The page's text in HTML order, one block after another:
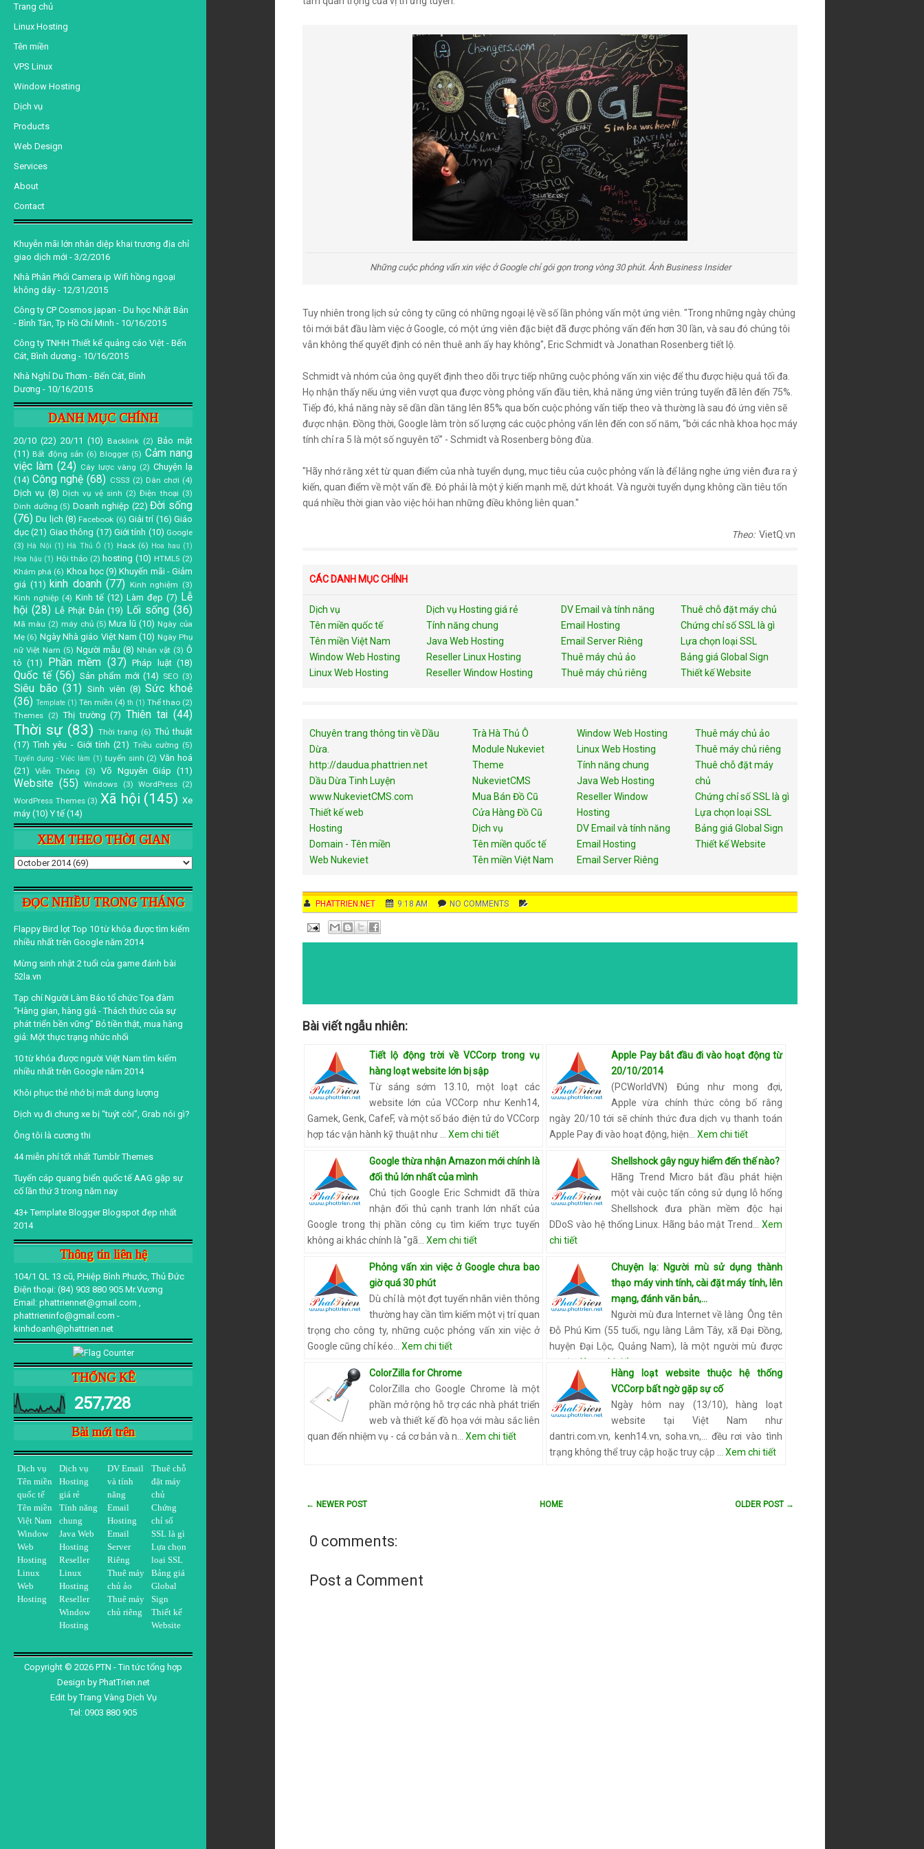
Trang chủ
Linux Hosting
Tên miền
VPS Linux
Window Hosting
Dịch vụ
Products
Web Design
Services
About
Contact
Khuyễn mãi lớn nhân diệp khai trương địa chỉ
giao dịch mới - 3/2/2016
Nhà Phân Phối Camera ip Wifi hồng ngoại
không dây - 12/31/2015
Công ty CP Cosmos japan - Du học Nhật Bản
- Bình Tân, Tp Hồ Chí Minh - 10/16/2015
Công ty TNHH Thiết kế quảng cáo Việt - Bến
Cát, Bình dương - 10/16/2015
Nhà Nghỉ Du Thơm - Bến Cát, Bình
Dương - 10/16/2015
DANH MỤC CHÍNH
20/10 (22) 20/11 (10) Backlink (2) Bảo mật
(11) Bất động sản (6) Blogger (5) Cảm nang
việc làm (24) Cây lược vàng (2) Chuyện lạ
(14) Công nghệ (68) CSS3 (2) Dân chơi (4)
Dịch vụ (8) Dịch vụ vệ sinh (2) Điện thoại (3)
Dinh dưỡng (5) Doanh nghiệp (22) Đời sống
(76) Du lịch (8) Facebook (6) Giải trí (16) Giáo
dục (21) Giao thông (17) Giới tính (10) Google
(3) Hà Nội (1) Hà Thủ Ô (1) Hack (6) Hoa hau (1)
Hoa hậu (1) Hội thảo (2) hosting (10) HTML5 (2)
Khám phá (6) Khoa học (9) Khuyến mãi - Giảm
giá (11) kinh doanh (77) Kinh nghiệm (3)
Kinh nghiệp (4) Kinh tế (12) Làm đẹp (7) Lễ
hội (28) Lễ Phật Đản (19) Lối sống (36)
Mã màu (2) máy chủ (5) Mưa lũ (10) Ngày của
Mẹ (6) Ngày Nhà giáo Việt Nam (10) Ngày Phụ
nữ Việt Nam (5) Người mẫu (8) Nhân vật (3) Ô
tô (11) Phần mềm (37) Pháp luật (18)
Quốc tế (56) Sản phẩm mới (14) SEO (3)
Siêu bão (31) Sinh viên (8) Sức khoẻ
(36) Template (1) Tên miền (4) th (1) Thể thao (2)
Themes (2) Thị trường (7) Thiên tai (44)
Thời sự (83) Thời trang (6) Thủ thuật
(17) Tình yêu - Giới tính (21) Triều cường (5)
Tuyển dụng - Việc làm (1) tuyển sinh (2) Văn hoá
(21)
Viễn Thông (3) Võ Nguyên Giáp (11)
Website (55) Windows (3) WordPress (2)
WordPress Themes (3) Xã hội (145) Xe
máy (10) Y tế (14)
XEM THEO THỜI GIAN
ĐỌC NHIỀU TRONG THÁNG
Flappy Bird lọt Top 10 từ khóa được tìm kiếm
nhiều nhất trên Google năm 2014
Mừng sinh nhật 2 tuổi của game đánh bài
52la.vn
Tạp chí Người Làm Báo tổ chức Tọa đàm
“Hàng gian, hàng giả - Thách thức của sự
phát triển bền vững” Bỏ tiền thật, mua hàng
giả: Một thực trạng nhức nhối
10 từ khóa được người Việt Nam tìm kiếm
nhiều nhất trên Google năm 2014
Khôi phục thẻ nhớ bị mất dung lượng
Dịch vụ đi chung xe bị “tuýt còi”, Grab nói gì?
Ông tôi là cương thi
44 miễn phí tốt nhất Tumblr Themes
Tuyến cáp quang biển quốc tế AAG gặp sự
cố lần thứ 3 trong năm nay
43+ Template Blogger Blogspot đẹp nhất
2014
Thông tin liên hệ
104/1 QL 13 cũ, P.Hiệp Bình Phước, Thủ Đức
Điện thoại: (84) 903 880 905 Mr.Vương
Email: phattriennet@gmail.com ,
phattrieninfo@gmail.com -
kinhdoanh@phattrien.net
THỐNG KÊ
257,728
Bài mới trên
Dịch vụ
Tên miền
quốc tế
Tên miền
Việt Nam
Window
Web
Hosting
Linux
Web
Hosting
Dịch vụ
Hosting
giá rẻ
Tính năng
chung
Java Web
Hosting
Reseller
Linux
Hosting
Reseller
Window
Hosting
DV Email
và tính
năng
Email
Hosting
Email
Server
Riêng
Thuê máy
chủ ảo
Thuê máy
chủ riêng
Thuê chỗ
đặt máy
chủ
Chứng
chỉ số
SSL là gì
Lựa chọn
loại SSL
Bảng giá
Global
Sign
Thiết kế
Website
Copyright © 2026 PTN - Tin tức tổng hợp
Design by PhatTrien.net
Edit byTrang Vàng Dịch Vụ
Tel: 0903 880 905
Những cuộc phỏng vấn xin việc ở Google chỉ gói gọn trong vòng 30 phút. Ảnh Business Insider
Tuy nhiên trong lịch sử công ty cũng có những ngoại lệ về số lần phỏng vấn một ứng viên. "Trong những ngày chúng
tôi mới bắt đầu làm việc ở Google, có một ứng viên đặc biệt đã được phỏng vấn đến hơn 30 lần, và sau đó chúng tôi
vẫn không thể quyết định có nên thuê anh ấy hay không", Eric Schmidt và Jonathan Rosenberg tiết lộ.
Schmidt và nhóm của ông quyết định theo dõi trực tiếp những cuộc phỏng vấn xin việc để thu được hiệu quả tối đa.
Họ nhận thấy nếu ứng viên vượt qua được vòng phỏng vấn đầu tiên, khả năng ứng viên trúng tuyển đã lên đến 75%.
Tiếp đó, khả năng này sẽ dần dần tăng lên 85% qua bốn cuộc phỏng vấn tiếp theo và thường là sau đó ứng viên sẽ
được nhận. Đồng thời, Google làm tròn số lượng các cuộc phỏng vấn lên đến con số năm, “bởi các nhà khoa học máy
tính chỉ ra 5 là một số nguyên tố” - Schmidt và Rosenberg bông đùa.
"Hãy nhớ rằng xét từ quan điểm của nhà tuyển dụng, mục tiêu của cuộc phỏng vấn là để lắng nghe ứng viên đưa ra ý
kiến, quan điểm về một vấn đề. Đó phải là một ý kiến mạnh mẽ, dứt khoát. Và người tuyển dụng không cần tiêu tốn
quá nhiều thời gian vào việc hỏi han những điều không liên quan."
Theo: VietQ.vn
CÁC DANH MỤC CHÍNH
Dịch vụ
Tên miền quốc tế
Tên miền Việt Nam
Window Web Hosting
Linux Web Hosting
Dịch vụ Hosting giá rẻ
Tính năng chung
Java Web Hosting
Reseller Linux Hosting
Reseller Window Hosting
DV Email và tính năng
Email Hosting
Email Server Riêng
Thuê máy chủ ảo
Thuê máy chủ riêng
Thuê chỗ đặt máy chủ
Chứng chỉ số SSL là gì
Lựa chọn loại SSL
Bảng giá Global Sign
Thiết kế Website
Chuyên trang thông tin về Dầu
Dừa.
http://daudua.phattrien.net
Dầu Dừa Tinh Luyện
www.NukevietCMS.com
Thiết kế web
Hosting
Domain - Tên miền
Web Nukeviet
Trà Hà Thủ Ô
Module Nukeviet
Theme
NukevietCMS
Mua Bán Đồ Cũ
Cửa Hàng Đồ Cũ
Dịch vụ
Tên miền quốc tế
Tên miền Việt Nam
Window Web Hosting
Linux Web Hosting
Tính năng chung
Java Web Hosting
Reseller Window
Hosting
DV Email và tính năng
Email Hosting
Email Server Riêng
Thuê máy chủ ảo
Thuê máy chủ riêng
Thuê chỗ đặt máy
chủ
Chứng chỉ số SSL là gì
Lựa chọn loại SSL
Bảng giá Global Sign
Thiết kế Website
AUTHOR
PHATTRIEN.NET DATE
9:18 AM COMMENTS
NO COMMENTS
E
Bài viết ngẫu nhiên:
Tiết lộ động trời về VCCorp trong vụ
hàng loạt website lớn bị sập
Từ sáng sớm 13.10, một loạt các
website lớn của VCCorp như Kenh14,
Gamek, Genk, CafeF, và một số báo điện tử do VCCorp
hợp tác vận hành kỹ thuật như …
Xem chi tiết
Apple Pay bắt đầu đi vào hoạt động từ
20/10/2014
(PCWorldVN) Đúng như mong đợi,
Apple vừa chính thức công bố rằng
ngày 20/10 tới sẽ chính thức đưa dịch vụ thanh toán
Apple Pay đi vào hoạt động, hiện…
Xem chi tiết
Google thừa nhận Amazon mới chính là
đối thủ lớn nhất của mình
Chủ tịch Google Eric Schmidt đã thừa
nhận đối thủ cạnh tranh lớn nhất của
Google trong thị phần công cụ tìm kiếm trực tuyến
không ai khác chính là "gã…
Xem chi tiết
Shellshock gây nguy hiểm đến thế nào?
Hãng Trend Micro bắt đầu phát hiện
một vài cuộc tấn công sử dụng lỗ hổng
Shellshock đưa phần mềm độc hại
DDoS vào hệ thống Linux. Hãng bảo mật Trend…
Xem
chi tiết
Phỏng vấn xin việc ở Google chưa bao
giờ quá 30 phút
Dù chỉ là một đợt tuyển nhân viên thông
thường hay cần tìm kiếm một vị trí quan
trọng cho công ty, những cuộc phỏng vấn xin việc ở
Google cũng chỉ kéo…
Xem chi tiết
Chuyện lạ: Người mù sử dụng thành
thạo máy vinh tính, cài đặt máy tính, lên
mạng, đánh văn bản,...
Người mù đưa Internet về làng Ông tên
Đỗ Phú Kim (55 tuổi, ngụ làng Lâm Tây, xã Đại Đồng,
huyện Đại Lộc, Quảng Nam), là một người mù được
ngườ…
Xem chi tiết
ColorZilla for Chrome
ColorZilla cho Google Chrome là một
phần mở rộng hỗ trợ các nhà phát triển
web và thiết kế đồ họa với màu sắc liên
quan đến nhiệm vụ - cả cơ bản và n…
Xem chi tiết
Hàng loạt website thuộc hệ thống
VCCorp bất ngờ gặp sự cố
Ngày hôm nay (13/10), hàng loạt
website tại Việt Nam như
dantri.com.vn, kenh14.vn, soha.vn,… đều rơi vào tình
trạng không thể truy cập hoặc truy cập …
Xem chi tiết
← NEWER POST OLDER POST →
HOME
0 comments:
Post a Comment